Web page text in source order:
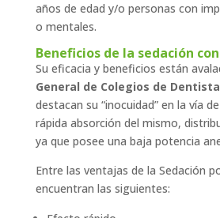
años de edad y/o personas con
o mentales.
Beneficios de la sedación
Su eficacia y beneficios están
General de Colegios de
destacan su “inocuidad” en la vía
rápida absorción del mismo,
ya que posee una baja potencia
Entre las ventajas de la Sedación
encuentran las siguientes: